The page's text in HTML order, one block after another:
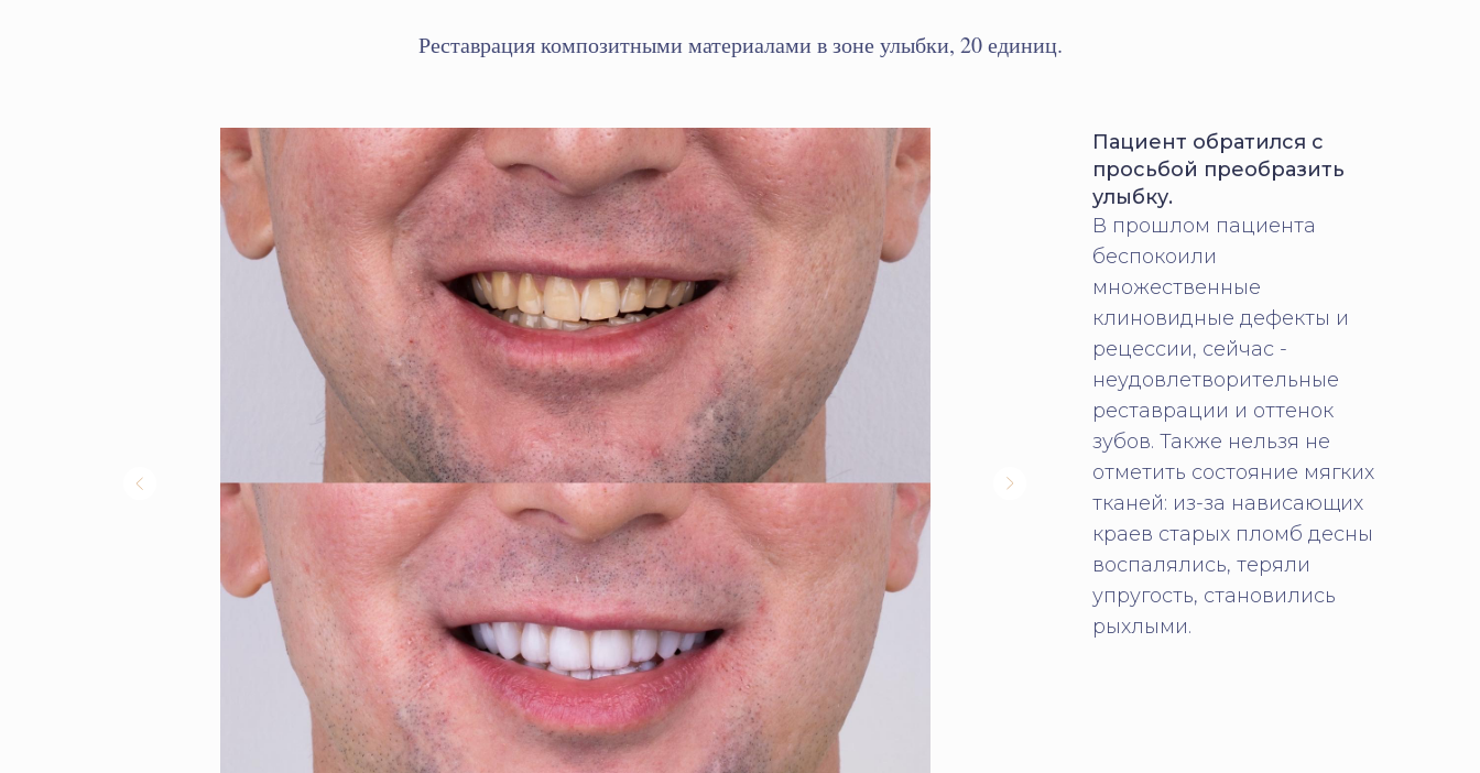
Реставрация композитными материалами в зоне улыбки, 20 единиц.
Пациент обратился с
просьбой преобразить
улыбку.
В прошлом пациента
беспокоили
множественные
клиновидные дефекты и
рецессии, сейчас -
неудовлетворительные
реставрации и оттенок
зубов. Также нельзя не
отметить состояние мягких
тканей: из-за нависающих
краев старых пломб десны
воспалялись, теряли
упругость, становились
рыхлыми.